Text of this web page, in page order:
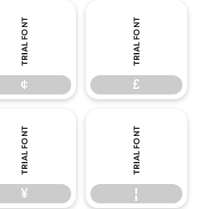
¢
¢
£
£
¥
¥
¦
¦